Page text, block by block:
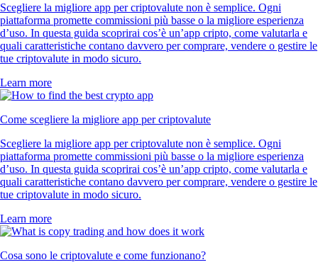
Scegliere la migliore app per criptovalute non è semplice. Ogni
piattaforma promette commissioni più basse o la migliore esperienza
d’uso. In questa guida scoprirai cos’è un’app cripto, come valutarla e
quali caratteristiche contano davvero per comprare, vendere o gestire le
tue criptovalute in modo sicuro.
Learn more
Come scegliere la migliore app per criptovalute
Scegliere la migliore app per criptovalute non è semplice. Ogni
piattaforma promette commissioni più basse o la migliore esperienza
d’uso. In questa guida scoprirai cos’è un’app cripto, come valutarla e
quali caratteristiche contano davvero per comprare, vendere o gestire le
tue criptovalute in modo sicuro.
Learn more
Cosa sono le criptovalute e come funzionano?